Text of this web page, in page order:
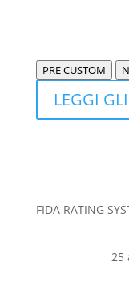
PRE CUSTOM
LEGGI
FIDA RATING
25